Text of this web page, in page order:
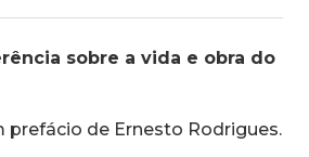
sobre a vida e obra do
prefácio de Ernesto Rodrigues.